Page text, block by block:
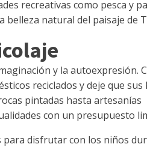
recreativas como pesca y
natural del paisaje de
y la autoexpresión.
reciclados y deje que sus
pintadas hasta artesanías
con un presupuesto
para disfrutar con los niños